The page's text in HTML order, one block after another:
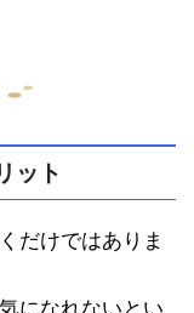
ット
だけではありま
になれないとい